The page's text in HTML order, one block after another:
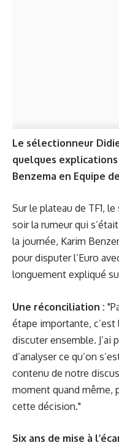
Le sélectionneur
quelques
Benzema en Equipe
Sur le plateau de TF1,
soir la rumeur qui
la journée, Karim
pour disputer l’Euro
longuement expliqué
Une réconciliation :
étape importante,
discuter ensemble. J’ai
d’analyser ce qu’on
contenu de notre
moment quand même,
cette décision."
Six ans de mise à